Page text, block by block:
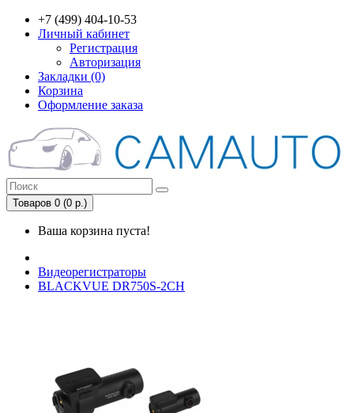
+7 (499) 404-10-53
Личный кабинет
Регистрация
Авторизация
Закладки (0)
Корзина
Оформление заказа
Товаров 0 (0 р.)
Ваша корзина пуста!
Видеорегистраторы
BLACKVUE DR750S-2CH